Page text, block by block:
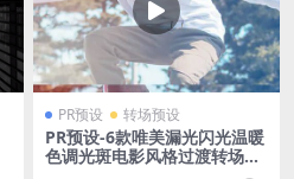
PR预设 转场预设
PR预设-6款唯美漏光闪光温暖
色调光斑电影风格过渡转场预